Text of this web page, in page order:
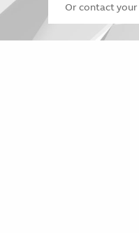
Or contact your